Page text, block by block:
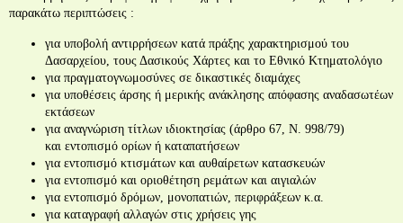
παρακάτω περιπτώσεις :
για υποβολή αντιρρήσεων κατά πράξης χαρακτηρισμού του
Δασαρχείου, τους Δασικούς Χάρτες και το Εθνικό Κτηματολόγιο
για πραγματογνωμοσύνες σε δικαστικές διαμάχες
για υποθέσεις άρσης ή μερικής ανάκλησης απόφασης αναδασωτέων
εκτάσεων
για αναγνώριση τίτλων ιδιοκτησίας (άρθρο 67, Ν. 998/79)
και εντοπισμό ορίων ή καταπατήσεων
για εντοπισμό κτισμάτων και αυθαίρετων κατασκευών
για εντοπισμό και οριοθέτηση ρεμάτων και αιγιαλών
για εντοπισμό δρόμων, μονοπατιών, περιφράξεων κ.α.
για καταγραφή αλλαγών στις χρήσεις γης